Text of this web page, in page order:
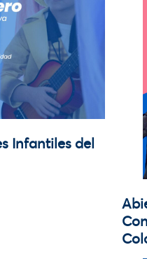
Infantiles del